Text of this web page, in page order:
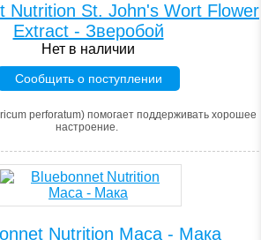
Nutrition St. John's Wort Flower
Extract - Зверобой
Нет в наличии
Сообщить о поступлении
perforatum) помогает поддерживать хорошее
настроение.
Nutrition Maca - Мака